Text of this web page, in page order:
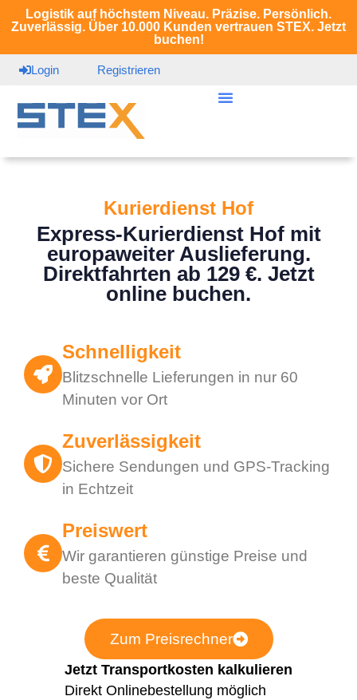
Logistik auf höchstem Niveau. Präzise. Persönlich.
Zuverlässig. Über 10.000 Kunden vertrauen STEX. Jetzt
buchen!
Login Registrieren
Kurierdienst Hof
Express-Kurierdienst Hof mit
europaweiter Auslieferung.
Direktfahrten ab 129 €. Jetzt
online buchen.
Schnelligkeit
Blitzschnelle Lieferungen in nur 60
Minuten vor Ort
Zuverlässigkeit
Sichere Sendungen und GPS-Tracking
in Echtzeit
Preiswert
Wir garantieren günstige Preise und
beste Qualität
Zum Preisrechner
Jetzt Transportkosten kalkulieren
Direkt Onlinebestellung möglich